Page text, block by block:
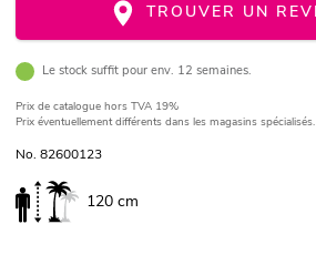
TROUVER UN
Le stock suffit pour env. 12 semaines.
Prix de catalogue hors TVA 19%
Prix éventuellement différents dans les magasins spécialisés.
No. 82600123
120 cm